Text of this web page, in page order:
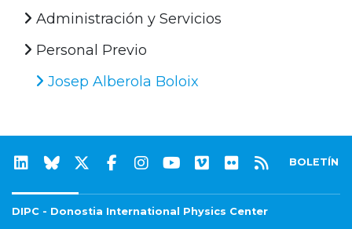
Administración y Servicios
Personal Previo
Josep Alberola Boloix
BOLETÍN
DIPC - Donostia International Physics Center